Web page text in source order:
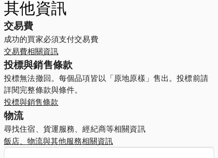
其他資訊
交易費
成功的買家必須支付交易費
交易費相關資訊
投標與銷售條款
投標無法撤回。每個品項皆以「原地原樣」售出。投標前請
詳閱完整條款與條件。
投標與銷售條款
物流
尋找住宿、貨運服務、經紀商等相關資訊
飯店、物流與其他服務相關資訊